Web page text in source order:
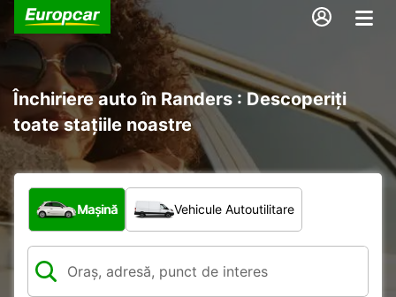
Închiriere auto în Randers : Descoperiți
toate stațiile noastre
Ce tip de vehicul?
Mașină Vehicule Autoutilitare